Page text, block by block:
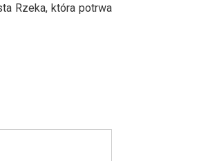
Rzeka, która potrwa